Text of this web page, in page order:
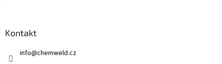
Kontakt
info@chemweld.cz